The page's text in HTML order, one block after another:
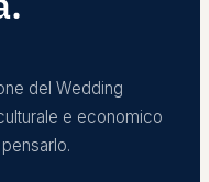
del Wedding
e economico